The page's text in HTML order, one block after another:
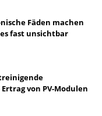
Fäden machen
fast unsichtbar
von PV-Modulen